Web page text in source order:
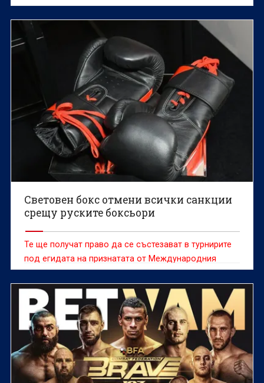
да даде лиценз на синовете му - Едмонд и Гриша, за
да могат да представляват страната на
международни състезания.
Световен бокс отмени всички санкции
срещу руските боксьори
Те ще получат право да се състезават в турнирите
под егидата на признатата от Международния
олимпийски комитет централа